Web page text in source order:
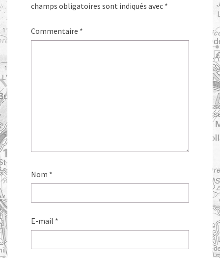
champs obligatoires sont indiqués avec *
Commentaire *
Nom *
E-mail *